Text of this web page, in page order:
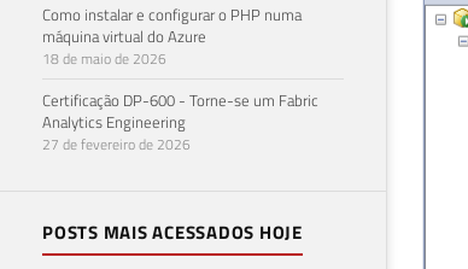
Como instalar e configurar o PHP numa
máquina virtual do Azure
18 de maio de 2026
Certificação DP-600 - Torne-se um Fabric
Analytics Engineering
27 de fevereiro de 2026
POSTS MAIS ACESSADOS HOJE